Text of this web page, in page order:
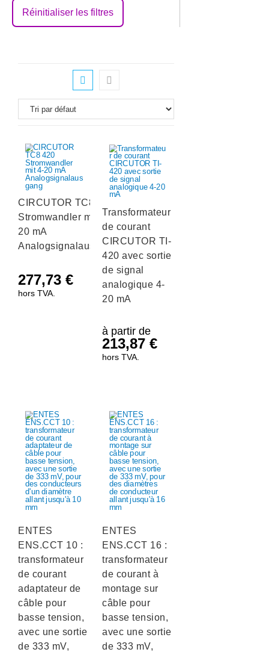
Réinitialiser les filtres
CIRCUTOR TC8 420
Stromwandler mit 4-
20 mA
Analogsignalausgang
277,73 €
hors TVA.
Transformateur
de courant
CIRCUTOR TI-
420 avec sortie
de signal
analogique 4-
20 mA
à partir de
213,87 €
hors TVA.
ENTES
ENS.CCT 10 :
transformateur
de courant
adaptateur de
câble pour
basse tension,
avec une sortie
de 333 mV,
ENTES
ENS.CCT 16 :
transformateur
de courant à
montage sur
câble pour
basse tension,
avec une sortie
de 333 mV,